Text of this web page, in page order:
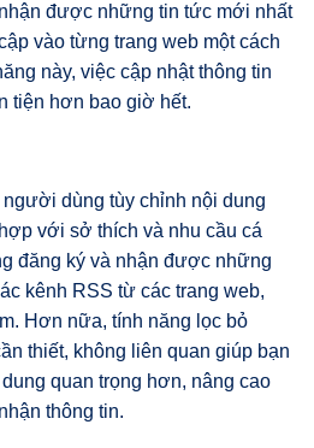
được những tin tức mới nhất
vào từng trang web một cách
này, việc cập nhật thông tin
tiện hơn bao giờ hết.
dùng tùy chỉnh nội dung
với sở thích và nhu cầu cá
đăng ký và nhận được những
kênh RSS từ các trang web,
Hơn nữa, tính năng lọc bỏ
thiết, không liên quan giúp bạn
quan trọng hơn, nâng cao
thông tin.